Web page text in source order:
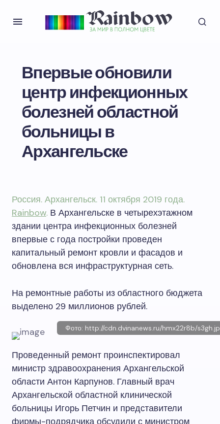
Впервые обновили
центр инфекционных
болезней областной
больницы в
Архангельске
Россия. Архангельск. 11 октября 2019 года.
Rainbow. В Архангельске в четырехэтажном
здании центра инфекционных болезней
впервые с года постройки проведен
капитальный ремонт кровли и фасадов и
обновлена вся инфраструктурная сеть.
На ремонтные работы из областного бюджета
выделено 29 миллионов рублей.
Фото: http://cdn.dvinanews.ru/hmx22r8b/
Проведенный ремонт проинспектировал
министр здравоохранения Архангельской
области Антон Карпунов. Главный врач
Архангельской областной клинической
больницы Игорь Петчин и представители
фирмы-подрядчика обсудили с министром